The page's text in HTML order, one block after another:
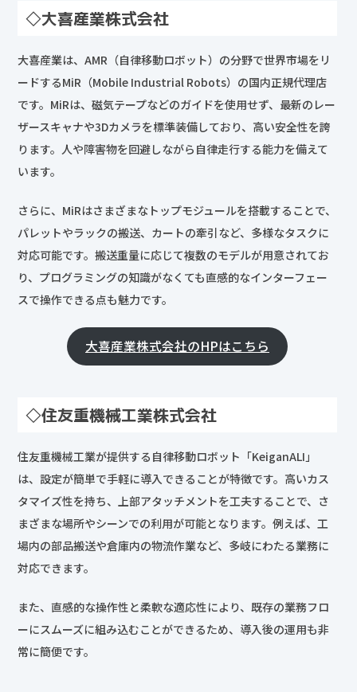
◇大喜産業株式会社
大喜産業は、AMR（自律移動ロボット）の分野で世界市場をリ
ードするMiR（Mobile Industrial Robots）の国内正規代理店
です。MiRは、磁気テープなどのガイドを使用せず、最新のレー
ザースキャナや3Dカメラを標準装備しており、高い安全性を誇
ります。人や障害物を回避しながら自律走行する能力を備えて
います。
さらに、MiRはさまざまなトップモジュールを搭載することで、
パレットやラックの搬送、カートの牽引など、多様なタスクに
対応可能です。搬送重量に応じて複数のモデルが用意されてお
り、プログラミングの知識がなくても直感的なインターフェー
スで操作できる点も魅力です。
大喜産業株式会社のHPはこちら
◇住友重機械工業株式会社
住友重機械工業が提供する自律移動ロボット「KeiganALI」
は、設定が簡単で手軽に導入できることが特徴です。高いカス
タマイズ性を持ち、上部アタッチメントを工夫することで、さ
まざまな場所やシーンでの利用が可能となります。例えば、工
場内の部品搬送や倉庫内の物流作業など、多岐にわたる業務に
対応できます。
また、直感的な操作性と柔軟な適応性により、既存の業務フロ
ーにスムーズに組み込むことができるため、導入後の運用も非
常に簡便です。